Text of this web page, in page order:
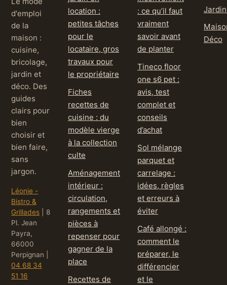
d'emploi
de la
maison :
cuisine,
bricolage,
jardin et
déco. Des
guides
clairs pour
bien
choisir et
bien faire,
sans
jargon.
Léonie -
Bistro &
Grillades
8
Pl. Jean
Payra,
66000
Perpignan
04 68 34
51 16
location :
petites tâches
pour le
locataire, gros
travaux pour
le propriétaire
Fiches
recettes de
cuisine : du
modèle vierge
à la collection
culte
Aménagement
intérieur :
circulation,
rangements et
pièces à
repenser pour
gagner de la
place
Recettes de
: ce qu’il faut
vraiment
savoir avant
de planter
Tineco floor
one s6 pet :
avis, test
complet et
conseils
d’achat
Sol mélange
parquet et
carrelage :
idées, règles
et erreurs à
éviter
Café allongé :
comment le
préparer, le
différencier
et le
Déco